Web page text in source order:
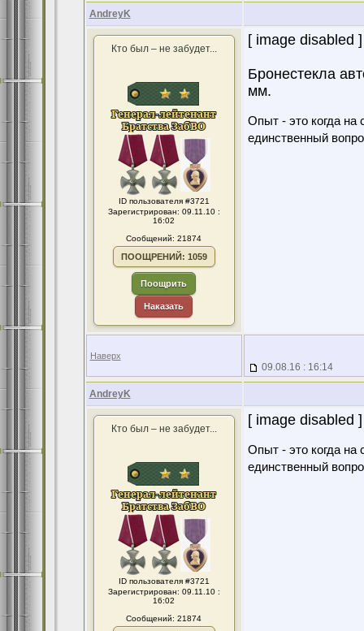
AndreyK
Кто был – не забудет...
ID пользователя #3721
Зарегистрирован: 09.11.10 :
16:02
Сообщений: 21874
ПООЩРЕНИЙ: 1059
Поощрить
Наказать
[ image disabled ]
Бронестекла
мм.
Опыт - это когда на
единственный
Наверх
09.08.16 : 16:14
AndreyK
Кто был – не забудет...
ID пользователя #3721
Зарегистрирован: 09.11.10 :
16:02
Сообщений: 21874
[ image disabled ]
Опыт - это когда на
единственный